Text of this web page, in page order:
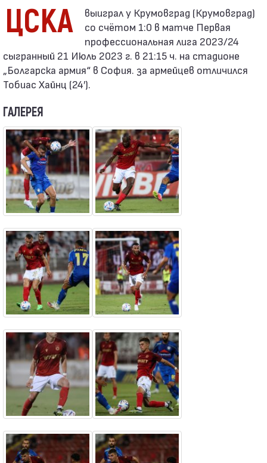
ЦСКА
со счётом 1:0 в матче Первая
профессиональная лига 2023/24
сыгранный 21 Июль 2023 г. в 21:15 ч. на стадионе
„Болгарска армия“ в София. за армейцев отличился
Тобиас Хайнц (24′).
ГАЛЕРЕЯ